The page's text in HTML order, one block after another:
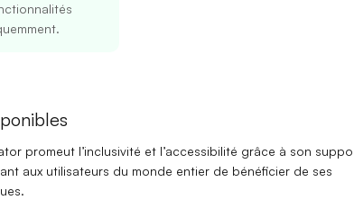
connecter
Continuer avec Google
promeut l’inclusivité et l’accessibilité grâce à son
aux utilisateurs du monde entier de bénéficier de ses